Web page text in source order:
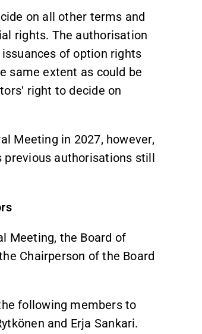
on all other terms and
rights. The authorisation
of option rights
same extent as could be
right to decide on
Meeting in 2027, however,
previous authorisations still
Meeting, the Board of
Chairperson of the Board
following members to
and Erja Sankari.